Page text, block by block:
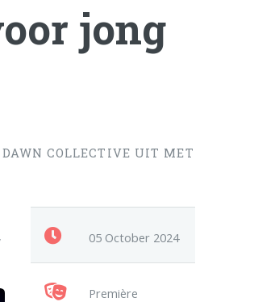
jong
COLLECTIVE UIT MET
05 October 2024
Première